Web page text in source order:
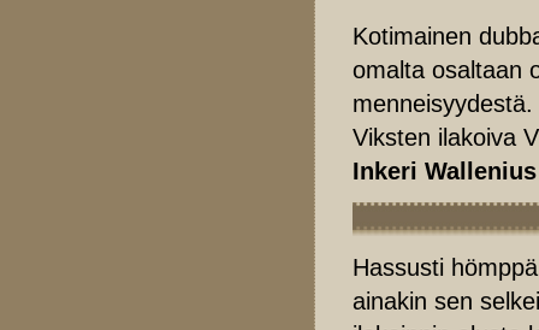
Kotimainen
omalta osaltaan
Viksten ilakoiva
Inkeri Wallenius
Hassusti
ainakin sen